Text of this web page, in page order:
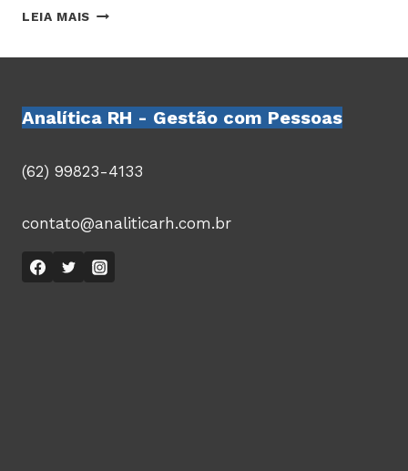
LEIA MAIS INTELIGÊNCIA
EM
RH:
A
PESSOAS
SETOR
DE
Analítica RH - Gestão com Pessoas
(62) 99823-4133
contato@analiticarh.com.br